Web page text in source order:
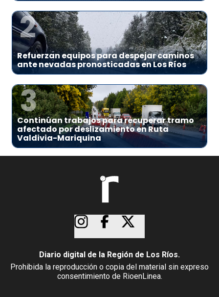
2
Refuerzan equipos para despejar caminos
ante nevadas pronosticadas en Los Ríos
3
Continúan trabajos para recuperar tramo
afectado por deslizamiento en Ruta
Valdivia-Mariquina
Diario digital de la Región de Los Ríos.
Prohibida la reproducción o copia del material sin expreso
consentimiento de RioenLinea.